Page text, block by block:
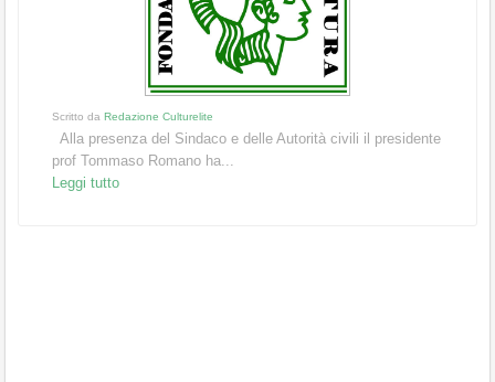
Scritto da Redazione Culturelite
Alla presenza del Sindaco e delle Autorità civili il presidente
prof Tommaso Romano ha...
Leggi tutto